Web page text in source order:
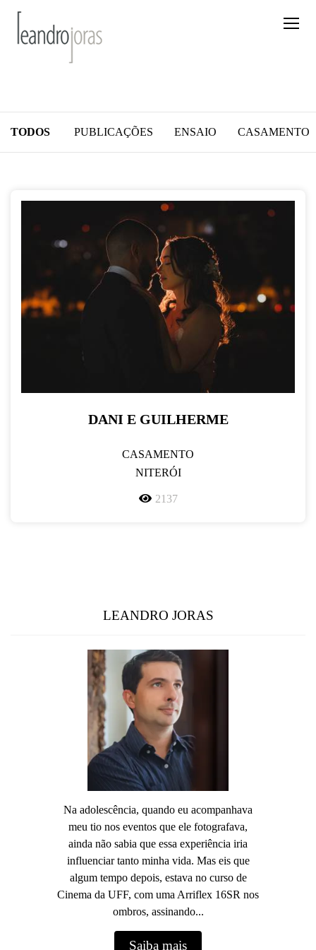
TODOS PUBLICAÇÕES ENSAIO CASAMENTO
DANI E GUILHERME
CASAMENTO
NITERÓI
2137
LEANDRO JORAS
Na adolescência, quando eu acompanhava
meu tio nos eventos que ele fotografava,
ainda não sabia que essa experiência iria
influenciar tanto minha vida. Mas eis que
algum tempo depois, estava no curso de
Cinema da UFF, com uma Arriflex 16SR nos
ombros, assinando...
Saiba mais